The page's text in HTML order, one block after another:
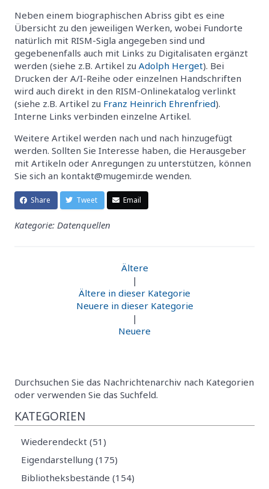
Neben einem biographischen Abriss gibt es eine
Übersicht zu den jeweiligen Werken, wobei Fundorte
natürlich mit RISM-Sigla angegeben sind und
gegebenenfalls auch mit Links zu Digitalisaten ergänzt
werden (siehe z.B. Artikel zu Adolph Herget). Bei
Drucken der A/I-Reihe oder einzelnen Handschriften
wird auch direkt in den RISM-Onlinekatalog verlinkt
(siehe z.B. Artikel zu Franz Heinrich Ehrenfried).
Interne Links verbinden einzelne Artikel.
Weitere Artikel werden nach und nach hinzugefügt
werden. Sollten Sie Interesse haben, die Herausgeber
mit Artikeln oder Anregungen zu unterstützen, können
Sie sich an kontakt@mugemir.de wenden.
Share Tweet Email
Kategorie: Datenquellen
Ältere
|
Ältere in dieser Kategorie
Neuere in dieser Kategorie
|
Neuere
Durchsuchen Sie das Nachrichtenarchiv nach Kategorien
oder verwenden Sie das Suchfeld.
KATEGORIEN
Wiederendeckt (51)
Eigendarstellung (175)
Bibliotheksbestände (154)